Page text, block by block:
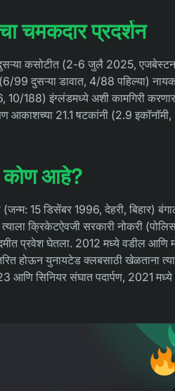
चमकदार प्रदर्शन
कसोटीत (2-6 जुलै 2025, एजबेस्टन)
99 दुसऱ्या डावात, 4/88 पहिल्या)
10/188) इंग्लंडमध्ये अशी कामगिरी
आकाशच्या 21.1 षटकांनी (2.9
कोण आहे?
15 डिसेंबर 1996, देहरी, बिहार)
त्याला क्रिकेटऐवजी सरकारी नोकरी
प्रवेश घेतला. 2012 मध्ये वडील आणि
होऊन युनायटेड क्लबसाठी खेळताना
आणि सिनियर संघात पदार्पण, 2021